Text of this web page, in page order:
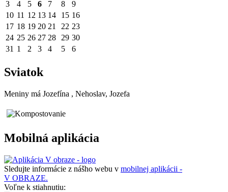
3
4 5 6 7 8
9
10 11 12 13 14 15 16
17 18 19 20 21 22 23
24 25 26 27 28 29 30
31 1 2 3 4 5 6
Sviatok
Meniny má Jozefína , Nehoslav, Jozefa
Mobilná aplikácia
Sledujte informácie z nášho webu v mobilnej aplikácii -
V OBRAZE.
Voľne k stiahnutiu: